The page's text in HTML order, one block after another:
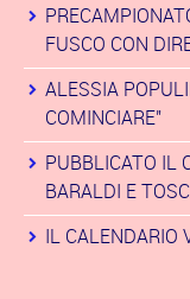
FUSCO CON
ALESSIA
COMINCIARE"
PUBBLICATO IL
BARALDI E
IL CALENDARIO